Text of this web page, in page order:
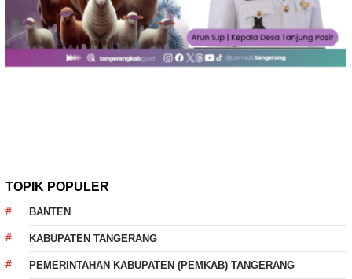
TOPIK POPULER
BANTEN
KABUPATEN TANGERANG
PEMERINTAHAN KABUPATEN (PEMKAB) TANGERANG